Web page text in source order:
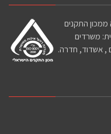
התקנים
משרדים
, אשדוד, חדרה.